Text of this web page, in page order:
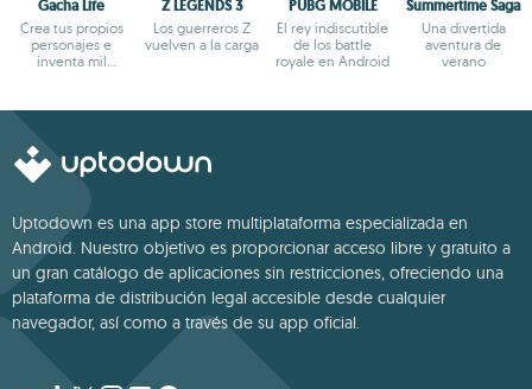
Gacha Life
Crea tus propios
personajes e
inventa mil
Z LEGENDS 3
Los guerreros Z
vuelven a la carga
PUBG MOBILE
El rey indiscutible
de los battle
royale en Android
Summertime Saga
Una divertida
aventura de
verano
Uptodown es una app store multiplataforma especializada en
Android. Nuestro objetivo es proporcionar acceso libre y gratuito a
un gran catálogo de aplicaciones sin restricciones, ofreciendo una
plataforma de distribución legal accesible desde cualquier
navegador, así como a través de su app oficial.